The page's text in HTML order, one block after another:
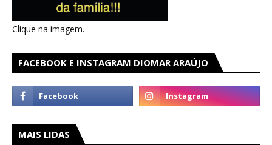
Clique na imagem.
FACEBOOK E INSTAGRAM DIOMAR ARAÚJO
MAIS LIDAS